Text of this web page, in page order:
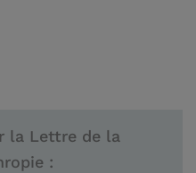
la Lettre de la
: